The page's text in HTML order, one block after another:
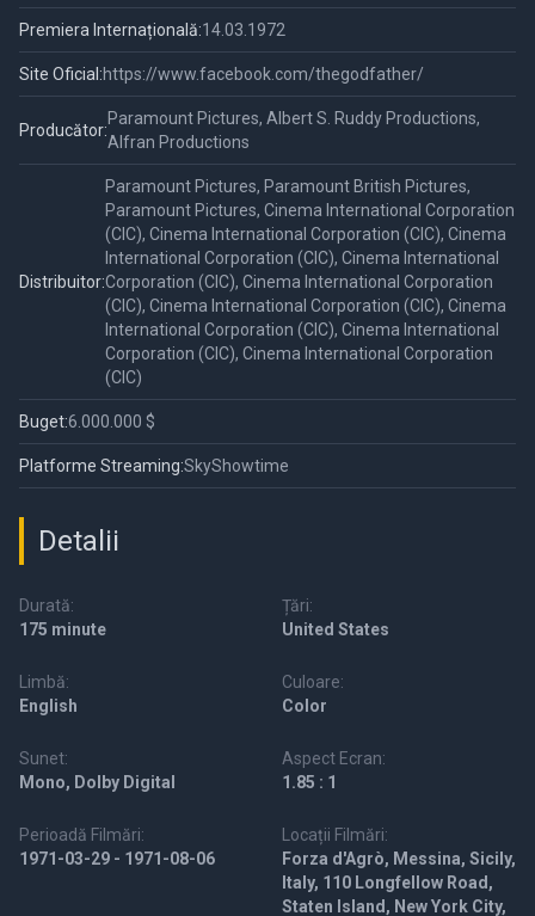
Premiera Internațională:14.03.1972
Site Oficial:https://www.facebook.com/thegodfather/
Producător:
Paramount Pictures, Albert S. Ruddy Productions,
Alfran Productions
Distribuitor:
Paramount Pictures, Paramount British Pictures,
Paramount Pictures, Cinema International Corporation
(CIC), Cinema International Corporation (CIC), Cinema
International Corporation (CIC), Cinema International
Corporation (CIC), Cinema International Corporation
(CIC), Cinema International Corporation (CIC), Cinema
International Corporation (CIC), Cinema International
Corporation (CIC), Cinema International Corporation
(CIC)
Buget:6.000.000 $
Platforme Streaming:SkyShowtime
Detalii
Durată:
175 minute
Țări:
United States
Limbă:
English
Culoare:
Color
Sunet:
Mono, Dolby Digital
Aspect Ecran:
1.85 : 1
Perioadă Filmări:
1971-03-29 - 1971-08-06
Locații Filmări:
Forza d'Agrò, Messina, Sicily,
Italy, 110 Longfellow Road,
Staten Island, New York City,